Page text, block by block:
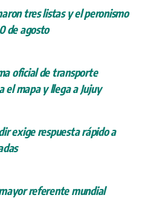
tres listas y el peronismo
de agosto
oficial de transporte
el mapa y llega a Jujuy
exige respuesta rápido a
referente mundial